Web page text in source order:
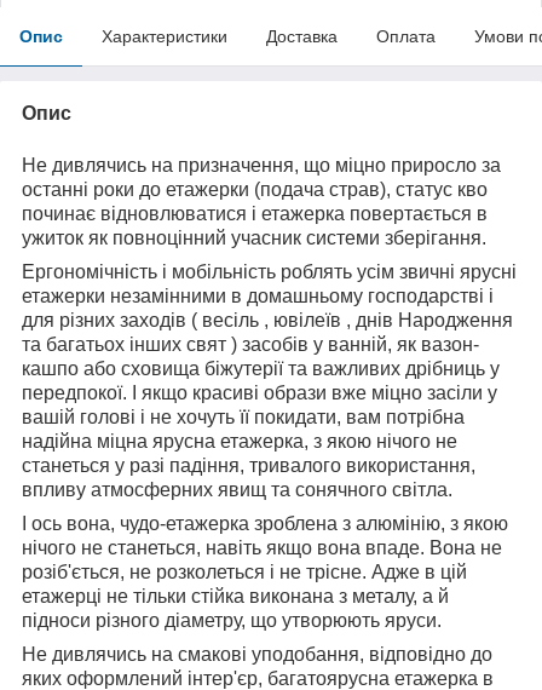
Опис Характеристики Доставка Оплата Умови
Опис
Не дивлячись на призначення, що міцно приросло за
останні роки до етажерки (подача страв), статус кво
починає відновлюватися і етажерка повертається в
ужиток як повноцінний учасник системи зберігання.
Ергономічність і мобільність роблять усім звичні ярусні
етажерки незамінними в домашньому господарстві і
для різних заходів ( весіль , ювілеїв , днів Народження
та багатьох інших свят ) засобів у ванній, як вазон-
кашпо або сховища біжутерії та важливих дрібниць у
передпокої. І якщо красиві образи вже міцно засіли у
вашій голові і не хочуть її покидати, вам потрібна
надійна міцна ярусна етажерка, з якою нічого не
станеться у разі падіння, тривалого використання,
впливу атмосферних явищ та сонячного світла.
І ось вона, чудо-етажерка зроблена з алюмінію, з якою
нічого не станеться, навіть якщо вона впаде. Вона не
розіб'ється, не розколеться і не трісне. Адже в цій
етажерці не тільки стійка виконана з металу, а й
підноси різного діаметру, що утворюють яруси.
Не дивлячись на смакові уподобання, відповідно до
яких оформлений інтер'єр, багатоярусна етажерка в